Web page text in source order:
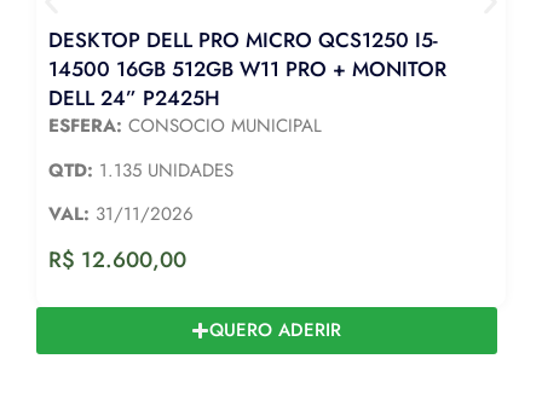
DESKTOP DELL PRO MICRO QCS1250 I5-
14500 16GB 512GB W11 PRO + MONITOR
DELL 24” P2425H
ESFERA: CONSOCIO MUNICIPAL
QTD: 1.135 UNIDADES
VAL: 31/11/2026
R$ 12.600,00
QUERO ADERIR